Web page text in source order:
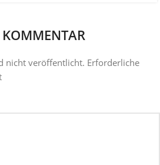
nicht veröffentlicht. Erforderliche